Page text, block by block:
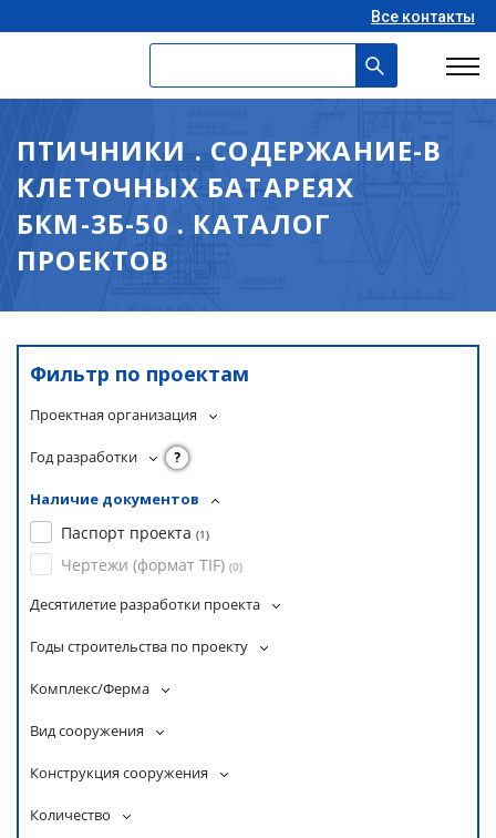
Все контакты
ПТИЧНИКИ . СОДЕРЖАНИЕ-В
КЛЕТОЧНЫХ БАТАРЕЯХ
БКМ-3Б-50 . КАТАЛОГ
ПРОЕКТОВ
Фильтр по проектам
Проектная организация
Год разработки ?
Наличие документов
Паспорт проекта (1)
Чертежи (формат TIF) (0)
Десятилетие разработки проекта
Годы строительства по проекту
Комплекс/Ферма
Вид сооружения
Конструкция сооружения
Количество